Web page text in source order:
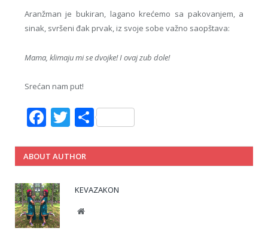
Aranžman je bukiran, lagano krećemo sa pakovanjem, a
sinak, svršeni đak prvak, iz svoje sobe važno saopštava:
Mama, klimaju mi se dvojke! I ovaj zub dole!
Srećan nam put!
Facebook
Twitter
Share
ABOUT AUTHOR
KEVAZAKON
Website